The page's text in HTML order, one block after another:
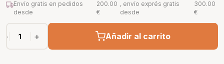
Envío gratis en pedidos
desde
200.00
€
, envío exprés gratis
desde
300.00
€
− + Añadir al carrito